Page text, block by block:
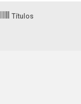
Títulos